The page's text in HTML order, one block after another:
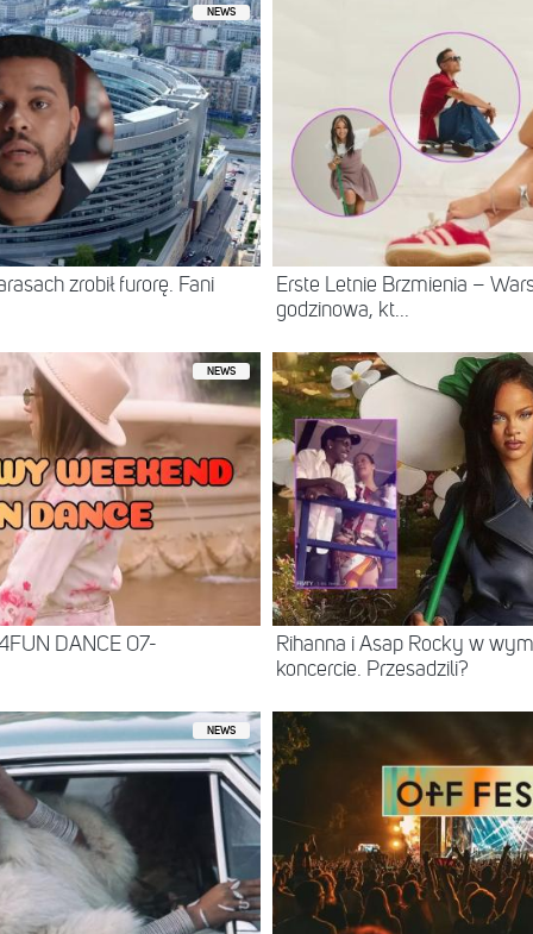
NEWS
zrobił furorę. Fani
Erste Letnie Brzmienia –
godzinowa, kt...
NEWS
DANCE 07-
Rihanna i Asap Rocky w
koncercie. Przesadzili?
NEWS